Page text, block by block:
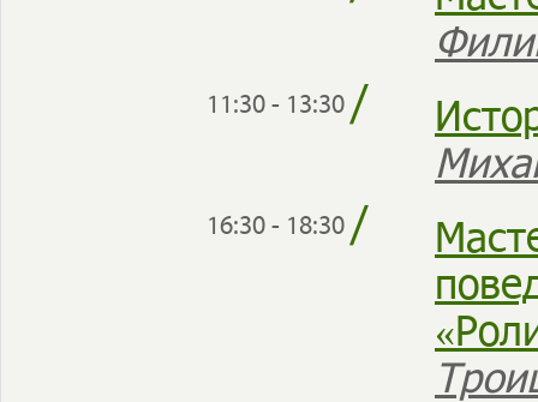
11:30 - 13:30/
16:30 - 18:30/